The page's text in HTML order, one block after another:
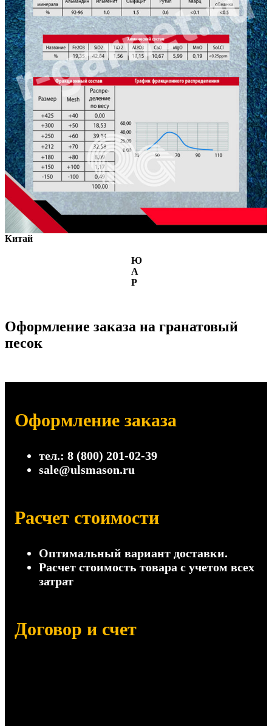
Китай
Ю
А
Р
Оформление заказа на гранатовый
песок
Оформление заказа
тел.: 8 (800) 201-02-39
sale@ulsmason.ru
Расчет стоимости
Оптимальный вариант доставки.
Расчет стоимость товара с учетом всех
затрат
Договор и счет